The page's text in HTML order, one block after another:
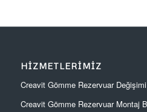
HIZMETLERIMIZ
Creavit Gömme Rezervuar Değişimi
Creavit Gömme Rezervuar Montaj